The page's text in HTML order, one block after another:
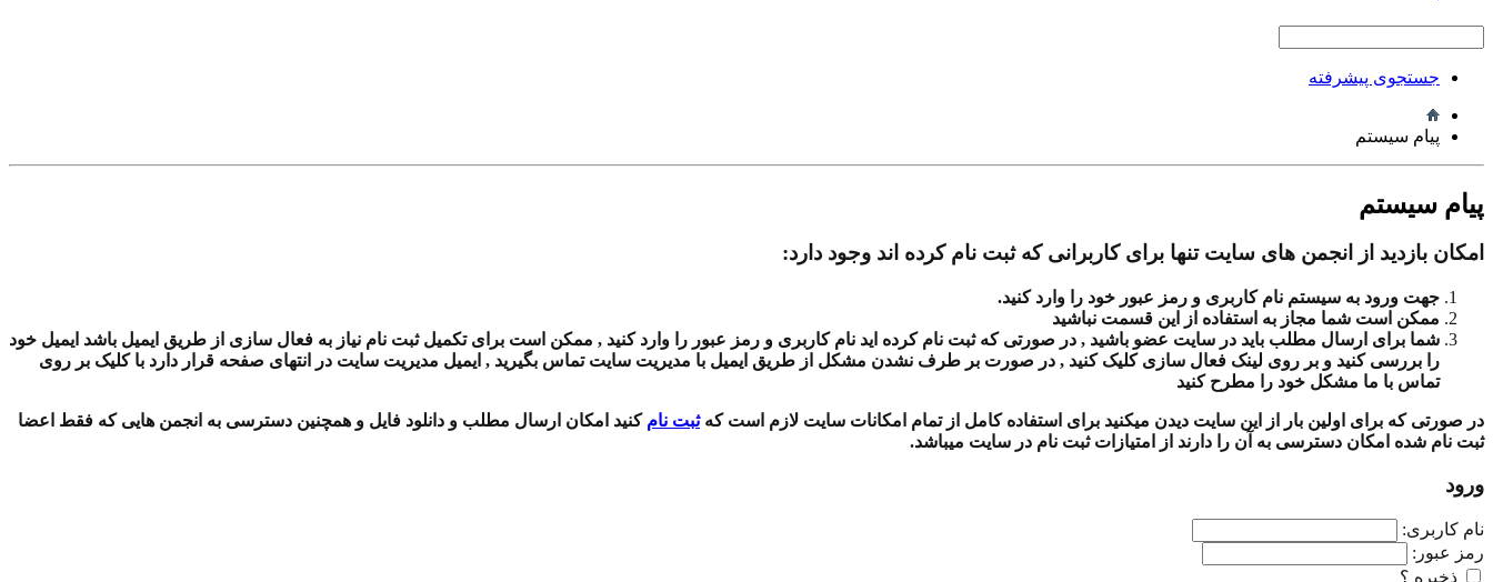
جستجوی پیشرفته
پیام سیستم
پیام سیستم
امکان بازدید از انجمن های سایت تنها برای کاربرانی که ثبت نام کرده اند وجود دارد:
جهت ورود به سیستم نام کاربری و رمز عبور خود را وارد کنید.
ممکن است شما مجاز به استفاده از این قسمت نباشید
شما برای ارسال مطلب باید در سایت عضو باشید , در صورتی که ثبت نام کرده اید نام کاربری و رمز عبور را وارد کنید , ممکن است برای تکمیل ثبت نام نیاز به فعال سازی از طریق ایمیل باشد ایمیل خود
را بررسی کنید و بر روی لینک فعال سازی کلیک کنید , در صورت بر طرف نشدن مشکل از طریق ایمیل با مدیریت سایت تماس بگیرید , ایمیل مدیریت سایت در انتهای صفحه قرار دارد با کلیک بر روی
تماس با ما مشکل خود را مطرح کنید
در صورتی که برای اولین بار از این سایت دیدن میکنید برای استفاده کامل از تمام امکانات سایت لازم است کهثبت نام کنید امکان ارسال مطلب و دانلود فایل و همچنین دسترسی به انجمن هایی که فقط اعضا
ثبت نام شده امکان دسترسی به آن را دارند از امتیازات ثبت نام در سایت میباشد.
ورود
نام کاربری:
رمز عبور:
ذخیره ؟